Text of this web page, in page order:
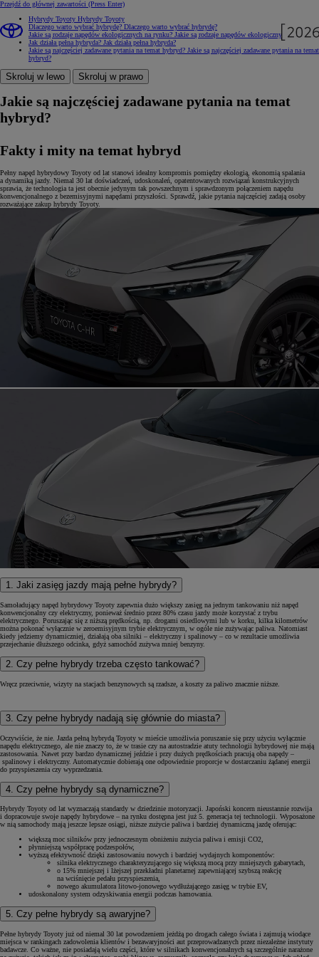
Przejdź do głównej zawartości (Press Enter)
Hybrydy Toyoty Hybrydy Toyoty
Dlaczego warto wybrać hybrydę? Dlaczego warto wybrać hybrydę?
Jakie są rodzaje napędów ekologicznych na rynku? Jakie są rodzaje napędów ekologicznych na rynku?
Jak działa pełna hybryda? Jak działa pełna hybryda?
Jakie są najczęściej zadawane pytania na temat hybryd? Jakie są najczęściej zadawane pytania na temat
hybryd?
Skroluj w lewo Skroluj w prawo
Jakie są najczęściej zadawane pytania na temat
hybryd?
Fakty i mity na temat hybryd
Pełny napęd hybrydowy Toyoty od lat stanowi idealny kompromis pomiędzy ekologią, ekonomią spalania
a dynamiką jazdy. Niemal 30 lat doświadczeń, udoskonaleń, opatentowanych rozwiązań konstrukcyjnych
sprawia, że technologia ta jest obecnie jedynym tak powszechnym i sprawdzonym połączeniem napędu
konwencjonalnego z bezemisyjnymi napędami przyszłości. Sprawdź, jakie pytania najczęściej zadają osoby
rozważające zakup hybrydy Toyoty.
1. Jaki zasięg jazdy mają pełne hybrydy?
Samoładujący napęd hybrydowy Toyoty zapewnia dużo większy zasięg na jednym tankowaniu niż napęd
konwencjonalny czy elektryczny, ponieważ średnio przez 80% czasu jazdy może korzystać z trybu
elektrycznego. Poruszając się z niższą prędkością, np. drogami osiedlowymi lub w korku, kilka kilometrów
można pokonać wyłącznie w zeroemisyjnym trybie elektrycznym, w ogóle nie zużywając paliwa. Natomiast
kiedy jedziemy dynamiczniej, działają oba silniki – elektryczny i spalinowy – co w rezultacie umożliwia
przejechanie dłuższego odcinka, gdyż samochód zużywa mniej benzyny.
2. Czy pełne hybrydy trzeba często tankować?
Wręcz przeciwnie, wizyty na stacjach benzynowych są rzadsze, a koszty za paliwo znacznie niższe.
3. Czy pełne hybrydy nadają się głównie do miasta?
Oczywiście, że nie. Jazda pełną hybrydą Toyoty w mieście umożliwia poruszanie się przy użyciu wyłącznie
napędu elektrycznego, ale nie znaczy to, że w trasie czy na autostradzie atuty technologii hybrydowej nie mają
zastosowania. Nawet przy bardzo dynamicznej jeździe i przy dużych prędkościach pracują oba napędy –
spalinowy i elektryczny. Automatycznie dobierają one odpowiednie proporcje w dostarczaniu żądanej energii
do przyspieszenia czy wyprzedzania.
4. Czy pełne hybrydy są dynamiczne?
Hybrydy Toyoty od lat wyznaczają standardy w dziedzinie motoryzacji. Japoński koncern nieustannie rozwija
i dopracowuje swoje napędy hybrydowe – na rynku dostępna jest już 5. generacja tej technologii. Wyposażone
w nią samochody mają jeszcze lepsze osiągi, niższe zużycie paliwa i bardziej dynamiczną jazdę oferując:
większą moc silników przy jednoczesnym obniżeniu zużycia paliwa i emisji CO2,
płynniejszą współpracę podzespołów,
wyższą efektywność dzięki zastosowaniu nowych i bardziej wydajnych komponentów:
silnika elektrycznego charakteryzującego się większą mocą przy mniejszych gabarytach,
o 15% mniejszej i lżejszej przekładni planetarnej zapewniającej szybszą reakcję
na wciśnięcie pedału przyspieszenia,
nowego akumulatora litowo-jonowego wydłużającego zasięg w trybie EV,
udoskonalony system odzyskiwania energii podczas hamowania.
5. Czy pełne hybrydy są awaryjne?
Pełne hybrydy Toyoty już od niemal 30 lat powodzeniem jeżdżą po drogach całego świata i zajmują wiodące
miejsca w rankingach zadowolenia klientów i bezawaryjności aut przeprowadzanych przez niezależne instytuty
badawcze. Co ważne, nie posiadają wielu części, które w silnikach konwencjonalnych są szczególnie narażone